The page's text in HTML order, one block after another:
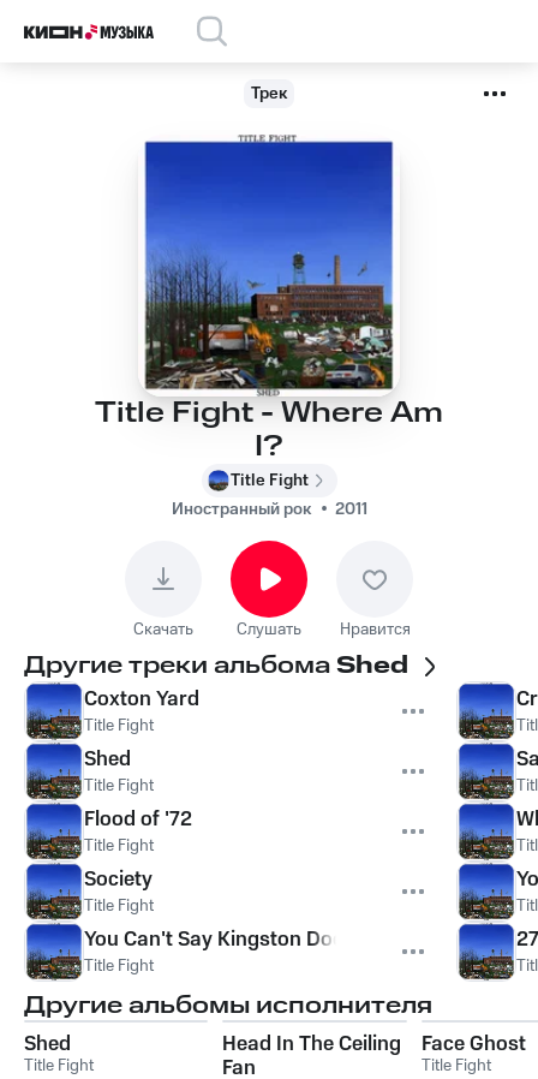
Трек
Title Fight - Where Am
I?
Title Fight
Иностранный рок
2011
Скачать Слушать Нравится
Другие треки альбомаShed
Coxton Yard
Title Fight
Shed
Title Fight
Flood of '72
Title Fight
Society
Title Fight
You Can't Say Kingston Doesn't Love You
Title Fight
27
Другие альбомы исполнителя
Shed
Title Fight
Head In The Ceiling
Fan
Face Ghost
Title Fight